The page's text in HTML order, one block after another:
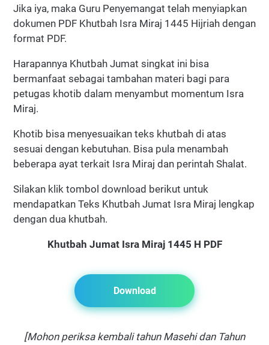
Jika iya, maka Guru Penyemangat telah menyiapkan
dokumen PDF Khutbah Isra Miraj 1445 Hijriah dengan
format PDF.
Harapannya Khutbah Jumat singkat ini bisa
bermanfaat sebagai tambahan materi bagi para
petugas khotib dalam menyambut momentum Isra
Miraj.
Khotib bisa menyesuaikan teks khutbah di atas
sesuai dengan kebutuhan. Bisa pula menambah
beberapa ayat terkait Isra Miraj dan perintah Shalat.
Silakan klik tombol download berikut untuk
mendapatkan Teks Khutbah Jumat Isra Miraj lengkap
dengan dua khutbah.
Khutbah Jumat Isra Miraj 1445 H PDF
Download
[Mohon periksa kembali tahun Masehi dan Tahun